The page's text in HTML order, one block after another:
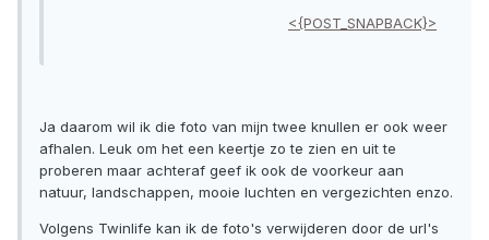
<{POST_SNAPBACK}>
Ja daarom wil ik die foto van mijn twee knullen er ook weer
afhalen. Leuk om het een keertje zo te zien en uit te
proberen maar achteraf geef ik ook de voorkeur aan
natuur, landschappen, mooie luchten en vergezichten enzo.
Volgens Twinlife kan ik de foto's verwijderen door de url's